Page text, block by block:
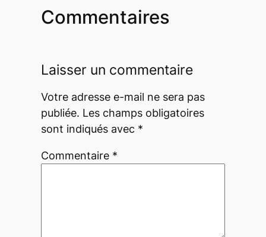
Commentaires
Laisser un commentaire
Votre adresse e-mail ne sera pas
publiée. Les champs obligatoires
sont indiqués avec *
Commentaire *